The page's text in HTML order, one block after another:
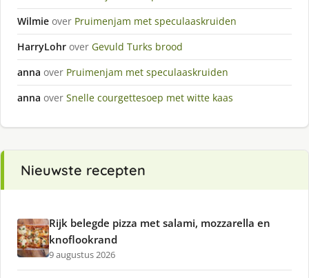
Wilmie over Pruimenjam met speculaaskruiden
HarryLohr over Gevuld Turks brood
anna over Pruimenjam met speculaaskruiden
anna over Snelle courgettesoep met witte kaas
Nieuwste recepten
Rijk belegde pizza met salami, mozzarella en
knoflookrand
9 augustus 2026